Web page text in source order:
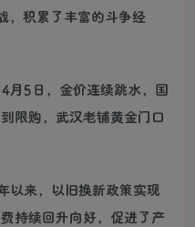
，积累了丰富的斗争经
月5日，金价连续跳水，国
限购，武汉老铺黄金门口
以来，以旧换新政策实现
持续回升向好，促进了产